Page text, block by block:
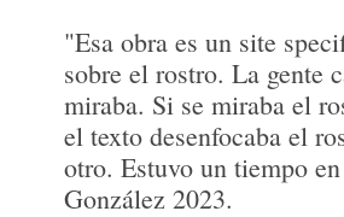
Espejo donde Lacan
ante el espejo es clave
literalmente originaria y
identificaciones que
es un trabajo que para
de un Otro. Los espejos
"Esa obra es un site
sobre el rostro. La gente
miraba. Si se miraba el
el texto desenfocaba el
otro. Estuvo un tiempo
González 2023.